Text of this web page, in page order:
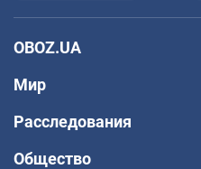
OBOZ.UA
Мир
Расследования
Общество